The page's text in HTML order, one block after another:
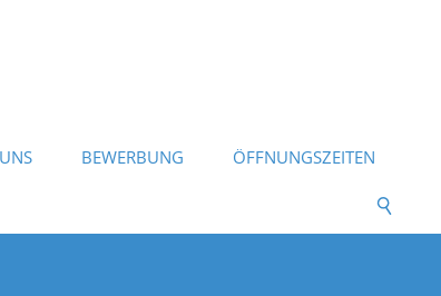
BEWERBUNG ÖFFNUNGSZEITEN